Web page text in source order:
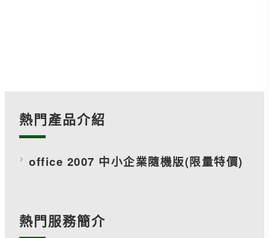
熱門產品介紹
office 2007 中小企業隨機版(限量特價)
熱門服務簡介